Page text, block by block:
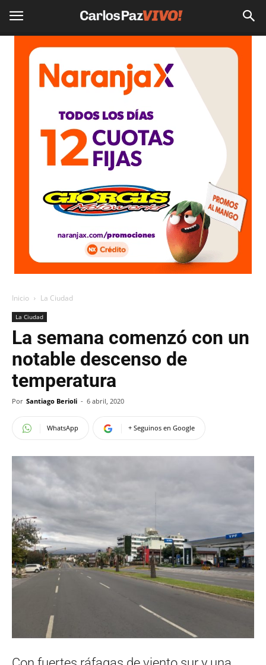
Inicio La Ciudad
La Ciudad
La semana comenzó con un
notable descenso de
temperatura
Por Santiago Berioli - 6 abril, 2020
WhatsApp + Seguinos en Google